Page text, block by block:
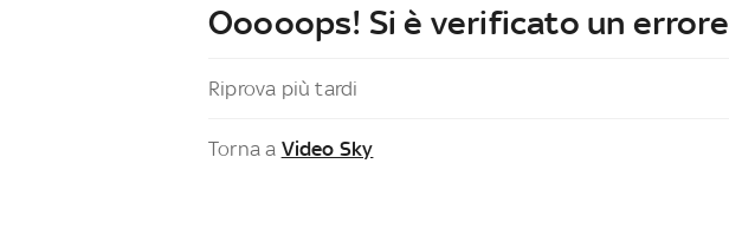
Ooooops! Si è verificato un errore
Riprova più tardi
Torna a Video Sky